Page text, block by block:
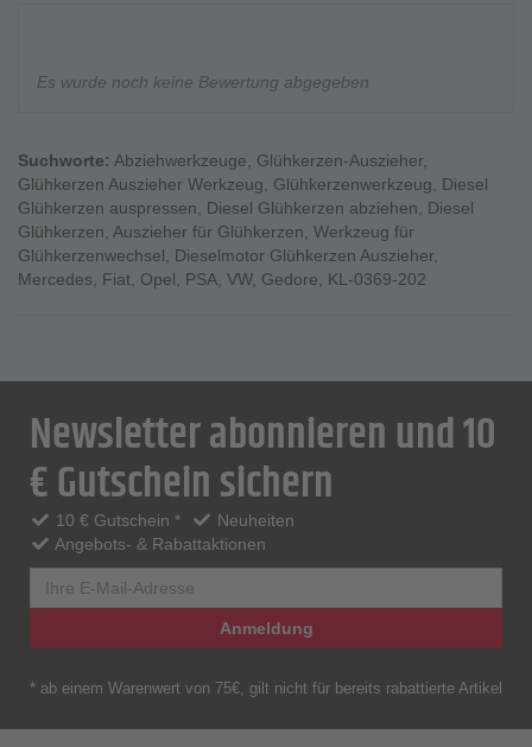
Es wurde noch keine Bewertung abgegeben
Suchworte: Abziehwerkzeuge, Glühkerzen-Auszieher,
Glühkerzen Auszieher Werkzeug, Glühkerzenwerkzeug, Diesel
Glühkerzen auspressen, Diesel Glühkerzen abziehen, Diesel
Glühkerzen, Auszieher für Glühkerzen, Werkzeug für
Glühkerzenwechsel, Dieselmotor Glühkerzen Auszieher,
Mercedes, Fiat, Opel, PSA, VW, Gedore, KL-0369-202
Newsletter abonnieren und 10
€ Gutschein sichern
10 € Gutschein *
Neuheiten
Angebots- & Rabattaktionen
Anmeldung
* ab einem Warenwert von 75€, gilt nicht für bereits rabattierte Artikel